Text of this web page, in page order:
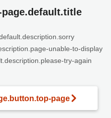
unable-to-display
try-again
page